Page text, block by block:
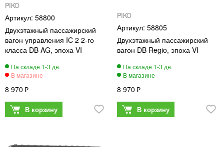
PIKO
58800
Двухэтажный пассажирский
вагон управления IC 2 2-го
класса DB AG, эпоха VI
8 970
PIKO
58805
Двухэтажный пассажирский
вагон DB Regio, эпоха VI
8 970